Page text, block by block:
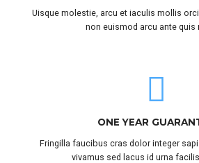
Uisque molestie, arcu et iaculis mollis
non euismod arcu ante quis
ONE YEAR
Fringilla faucibus cras dolor integer
vivamus sed lacus id urna